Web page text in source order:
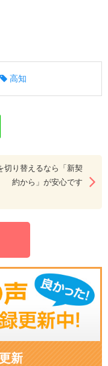
高知
切り替えるなら「新契
約から」が安心です
新